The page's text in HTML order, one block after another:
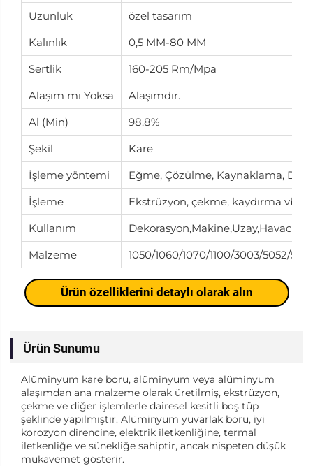
Uzunluk
özel tasarım
Kalınlık
0,5 MM-80 MM
Sertlik
160-205 Rm/Mpa
Alaşım mı Yoksa
Alaşımdır.
Al (Min)
98.8%
Şekil
Kare
İşleme yöntemi
Eğme, Çözülme, Kaynaklama,
İşleme
Ekstrüzyon, çekme, kaydırma vb
Kullanım
Malzeme
1050/1060/1070/1100/3003/5052/
Ürün özelliklerini detaylı olarak alın
Ürün Sunumu
Alüminyum kare boru, alüminyum veya alüminyum
alaşımdan ana malzeme olarak üretilmiş, ekstrüzyon,
çekme ve diğer işlemlerle dairesel kesitli boş tüp
şeklinde yapılmıştır. Alüminyum yuvarlak boru, iyi
korozyon direncine, elektrik iletkenliğine, termal
iletkenliğe ve sünekliğe sahiptir, ancak nispeten düşük
mukavemet gösterir.